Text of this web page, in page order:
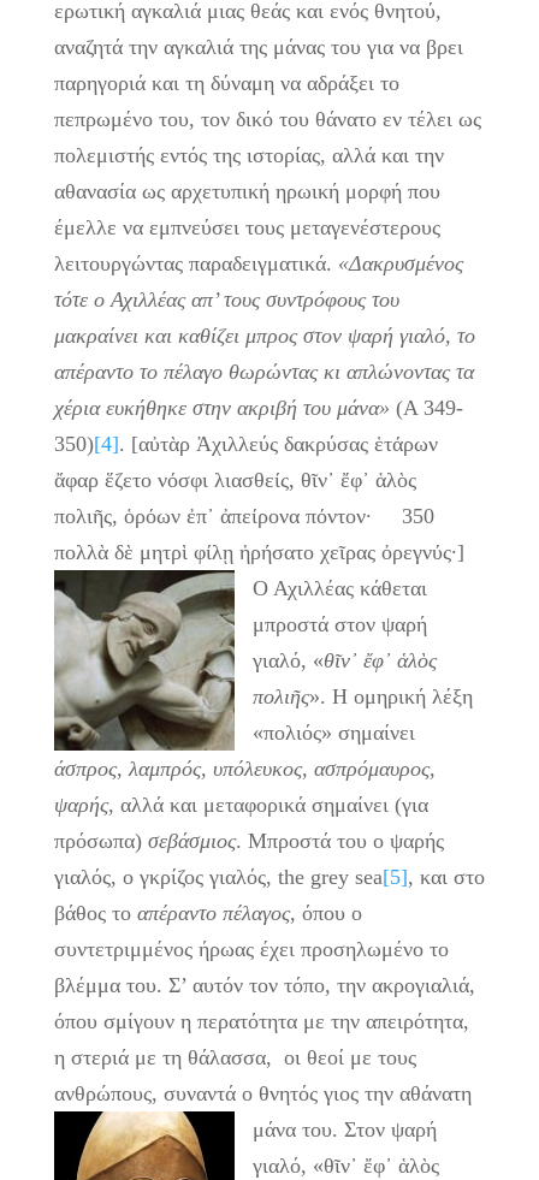
ερωτική αγκαλιά μιας θεάς και ενός θνητού,
αναζητά την αγκαλιά της μάνας του για να βρει
παρηγοριά και τη δύναμη να αδράξει το
πεπρωμένο του, τον δικό του θάνατο εν τέλει ως
πολεμιστής εντός της ιστορίας, αλλά και την
αθανασία ως αρχετυπική ηρωική μορφή που
έμελλε να εμπνεύσει τους μεταγενέστερους
λειτουργώντας παραδειγματικά. «Δακρυσμένος
τότε ο Αχιλλέας απ’ τους συντρόφους του
μακραίνει και καθίζει μπρος στον ψαρή γιαλό, το
απέραντο το πέλαγο θωρώντας κι απλώνοντας τα
χέρια ευκήθηκε στην ακριβή του μάνα» (Α 349-
350)[4]. [αὐτὰρ Ἀχιλλεύς δακρύσας ἑτάρων
ἄφαρ ἕζετο νόσφι λιασθείς, θῖν᾿ ἔφ᾿ ἁλὸς
πολιῆς, ὁρόων ἐπ᾿ ἀπείρονα πόντον· 350
πολλὰ δὲ μητρὶ φίλῃ ἠρήσατο χεῖρας ὀρεγνύς·]
Ο Αχιλλέας κάθεται
μπροστά στον ψαρή
γιαλό, «θῖν᾿ ἔφ᾿ ἁλὸς
πολιῆς». Η ομηρική λέξη
«πολιός» σημαίνει
άσπρος, λαμπρός, υπόλευκος, ασπρόμαυρος,
ψαρής, αλλά και μεταφορικά σημαίνει (για
πρόσωπα) σεβάσμιος. Μπροστά του ο ψαρής
γιαλός, ο γκρίζος γιαλός, the grey sea[5], και στο
βάθος το απέραντο πέλαγος, όπου ο
συντετριμμένος ήρωας έχει προσηλωμένο το
βλέμμα του. Σ’ αυτόν τον τόπο, την ακρογιαλιά,
όπου σμίγουν η περατότητα με την απειρότητα,
η στεριά με τη θάλασσα, οι θεοί με τους
ανθρώπους, συναντά ο θνητός γιος την αθάνατη
μάνα του. Στον ψαρή
γιαλό, «θῖν᾿ ἔφ᾿ ἁλὸς